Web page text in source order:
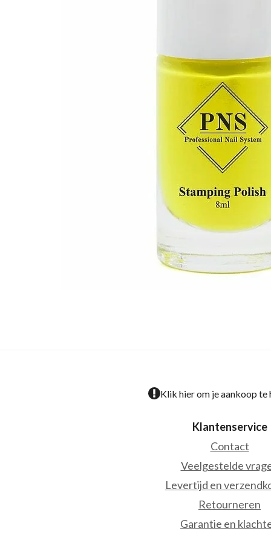
Klik hier om je aankoop te
Klantenservice
Contact
Veelgestelde
Levertijd en
Retourneren
Garantie en